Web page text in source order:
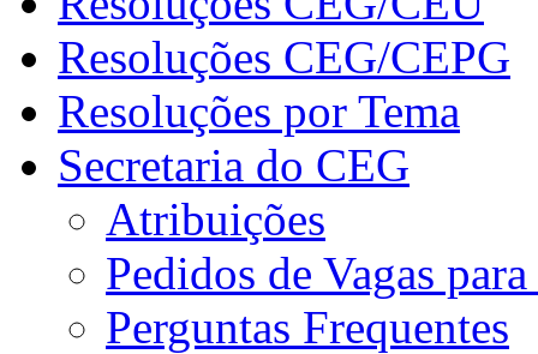
Resoluções CEG/CEPG
Resoluções por Tema
Secretaria do CEG
Atribuições
Pedidos de Vagas
Perguntas Frequentes